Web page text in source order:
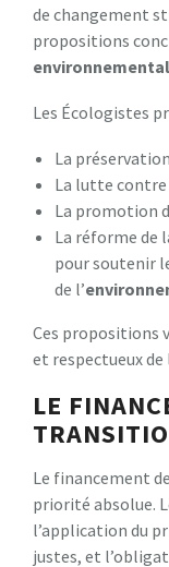
de changement
propositions
Les Écologistes
La
La lutte
La promotion
La réforme de
pour soutenir
de l’
Ces propositions
et respectueux de
LE
Le financement
priorité absolue.
l’application du
justes, et